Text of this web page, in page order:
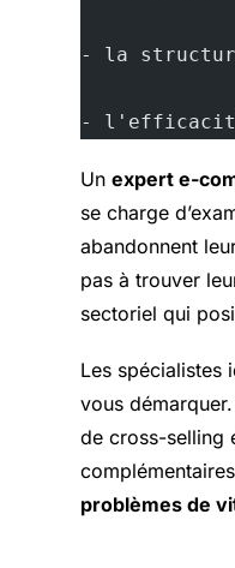
- la
- l'efficacité
Un expert e-
se charge
abandonnent
pas à trouver
sectoriel qui
Les spécialistes
vous
de cross-selling
problèmes de